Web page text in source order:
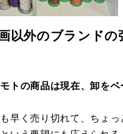
以外のブランドの
トの商品は現在、卸をベ
早く売り切れて、ちょっ